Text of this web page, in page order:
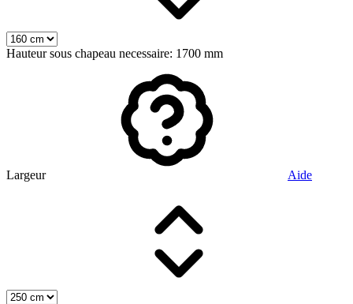
Hauteur sous chapeau necessaire: 1700 mm
Largeur Aide